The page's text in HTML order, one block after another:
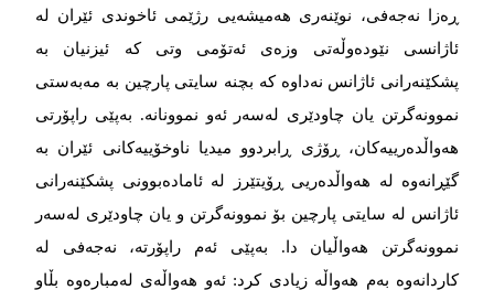
ڕه‌‌‌زا نه‌‌‌جه‌‌‌فی، نوێنه‌‌‌ری هه‌‌‌میشه‌‌‌یی رژێمی ئاخوندی ئێران له‌‌‌
ئاژانسی نێوده‌‌‌وڵه‌‌‌تی وزه‌‌‌ی ئەتۆمی وتی که‌‌‌ ئیزنیان به‌‌‌
پشکێنه‌‌‌رانی ئاژانس نه‌‌‌داوه‌‌‌ که‌‌‌ بچنه‌‌‌ سایتی پارچین به‌‌‌ مه‌‌‌به‌‌‌ستی
نموونه‌‌‌گرتن یان چاودێری له‌‌‌سه‌‌‌ر ئه‌‌‌و نموونانه‌‌‌. به‌‌‌پێی راپۆرتی
هەواڵدەرییەکان، ڕۆژی ڕابردوو میدیا ناوخۆییه‌‌‌کانی ئێران به‌‌‌
گێڕانه‌‌‌وه‌‌‌ له‌‌‌ هه‌‌‌واڵده‌‌‌ریی ڕۆیتێرز له‌‌‌ ئاماده‌‌‌بوونی پشکێنه‌‌‌رانی
ئاژانس له‌‌‌ سایتی پارچین بۆ نموونه‌‌‌گرتن و یان چاودێری له‌‌‌سه‌‌‌ر
نموونه‌‌‌گرتن هه‌‌‌واڵیان دا. به‌‌‌پێی ئەم راپۆرتە، نەجەفی له‌‌‌
کاردانه‌‌‌وه‌‌‌ به‌‌‌م هه‌‌‌واڵه‌‌‌ زیادی کرد: ئه‌‌‌و هه‌‌‌واڵه‌‌‌ی له‌‌‌مباره‌‌‌وه‌‌‌ بڵاو